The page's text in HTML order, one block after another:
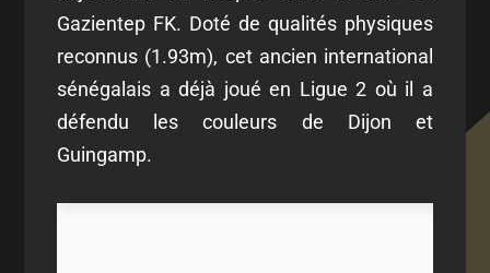
Gazientep FK. Doté de qualités physiques
reconnus (1.93m), cet ancien international
sénégalais a déjà joué en Ligue 2 où il a
défendu les couleurs de Dijon et
Guingamp.